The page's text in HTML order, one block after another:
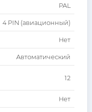
PAL
4 PIN (авиационный)
Нет
Автоматический
12
Нет